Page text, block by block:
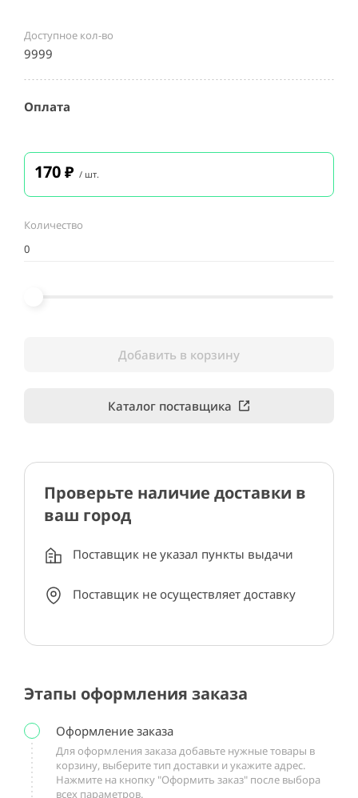
Доступное кол-во
9999
Оплата
170₽ / шт.
Количество
Добавить в корзину
Каталог поставщика
Проверьте наличие доставки в
ваш город
Поставщик не указал пункты выдачи
Поставщик не осуществляет доставку
Этапы оформления заказа
Оформление заказа
Для оформления заказа добавьте нужные товары в
корзину, выберите тип доставки и укажите адрес.
Нажмите на кнопку "Оформить заказ" после выбора
всех параметров.